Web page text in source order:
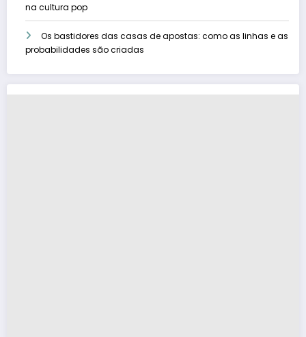
na cultura pop
Os bastidores das casas de apostas: como as linhas e as
probabilidades são criadas